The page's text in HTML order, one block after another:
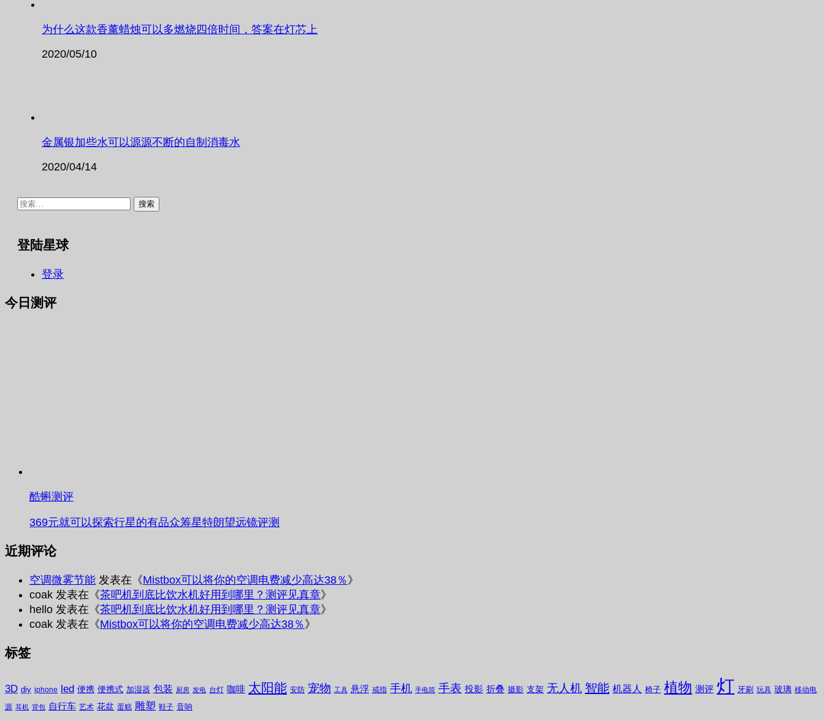
为什么这款香薰蜡烛可以多燃烧四倍时间，答案在灯芯上
2020/05/10
金属银加些水可以源源不断的自制消毒水
2020/04/14
搜
登陆星球
登录
今日测评
酷蝌测评
369元就可以探索行星的有品众筹星特朗望远镜评测
近期评论
空调微雾节能 发表在《Mistbox可以将你的空调电费减少高达38％ 》
coak 发表在《茶吧机到底比饮水机好用到哪里？测评见真章》
hello 发表在《茶吧机到底比饮水机好用到哪里？测评见真章》
coak 发表在《Mistbox可以将你的空调电费减少高达38％ 》
标签
3D diy iphone led 便携 便携式 加湿器 包装 厨房 发电 台灯 咖啡 太阳能 安防 宠物 工具 悬浮 戒指 手机 手电筒 手表 投影 折叠 摄影 支架 无人机 智能 机器人 椅子 植物 测评 灯 牙刷 玩具 玻璃 移动电
源 耳机 背包 自行车 艺术 花盆 蛋糕 雕塑 鞋子 音响